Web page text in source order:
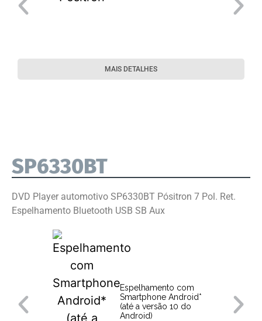
MAIS DETALHES
SP6330BT
DVD Player automotivo SP6330BT Pósitron 7 Pol. Ret.
Espelhamento Bluetooth USB SB Aux
Espelhamento com
Smartphone Android*
(até a versão 10 do
Android)